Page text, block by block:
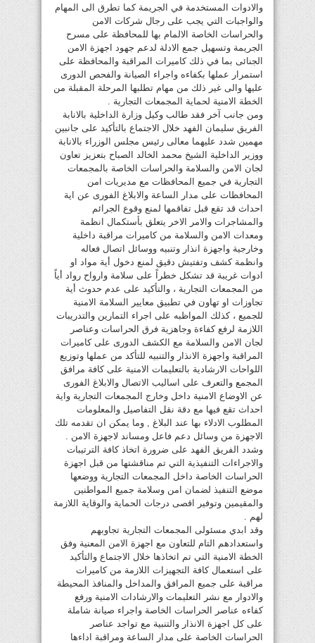
والادوات المستخدمة في الجريمة كما تطرق الى المهام
والواجبات التي يجب على رجال شركات الامن
والحراسات الخاصة الالمام بها للمحافظة على مسرح
الجريمة وتسهيل جمع الادلة لدعم جهود اجهزة الامن
الجنائى بما في ذلك كاميرات المراقبة والمحافظة على
استمرار عملها بكفاءه واجراء الصيانة والفحص الدورى
عليها والى غير ذلك من مهام تطلبها المرحلة المقبلة من
الخطة الامنية لحماية المجمعات التجارية .
ومن جانب آخر فقد طالب وكيل وزارة الداخلية بالانابة
الفريق سليمان الفهد خلال الاجتماع بالتأكيد على جانبين
مهمين شدد عليهما معالى رئيس مجلس الوزراء بالانابة
ووزير الداخلية الشيخ محمد الخالد الصباح بتعزيز تعاون
لجان الامن والسلامة والحراسات الخاصة بالمجمعات
التجارية في جميع المحافظات مع مديريات امن
المحافظات على مدار الساعة والابلاغ الفورى عن اية
احداث قد تقع قبل تفاقمها لمنع وقوع الجرائم
والمشاجرات والامر الاخر يتعلق بأستكمال انظمة
ومعدات الامن والسلامة من كاميرات مراقبة داخلية
وخارجية واجهزة انذار وتنبيه ووسائل اتصال فعاله
وانظمة كشف وتفتيش دقيق لمنع دخول أية مواد او
ادوات غريبة قد تشكل خطراً على سلامة وارواح رواد أياً
من المجمعات التجارية ، والتأكيد على عدم حدوث أية
تجاوزات او تهاون في تطبيق معايير السلامة الامنية
للجميع ، كذلك المواظبه على اجراء التمارين والتدريبات
اللازمة لرفع كفاءة وجاهزية فرق الحراسات وعناصر
لجان الامن والسلامة مع الكشف الدورى على كاميرات
المراقبة واجهزة الانذار والتنبيه للتأكد من عملها وتوزيع
اللواحات الارشادية بالتعليمات الامنية على كافة مرافق
المجمع والتعرف على اساليب الاتصال والابلاغ الفورى
عن الاوضاع الامنية داخل وخارج المجمعات التجارية واية
احداث تقع فيها مع دقة نقل التفاصيل والمعلومات
المطلوب الادلاء بها عند البلاغ , وما يمكن ان تقدمه تلك
الاجهزة من وسائل دعم فاعل ومساند لاجهزة الامن .
وشدد الفريق الفهد على ضرورة اتخاذ كافة الترتيبات
والاجراءات التنفيذية التي تم مناقشتها من قبل اجهزة
الحراسات الخاصة داخل المجمعات التجارية ووضعها
موضع التنفيذ لضمان امن وسلامة جميع المواطنين
والمقيمين وتوفير اقصى درجات الحماية والوقاية اللازمة
لهم .
وقد ابدي مسئولى المجمعات التجارية تجاوبهم
واستعدادهم التام للتعاون مع اجهزة الامن المعنية وفق
الخطة الامنية التي تم اتخاذها خلال الاجتماع والتأكيد
على استعمال كافة التجهيزات اللازمة من كاميرات
مراقبة على جميع المرافق والمداخل والمنافذ المحيطة
والادوار مع نشر التعليمات والارشادات الامنية ورفع
كفاءه عناصر الحراسات الخاصة واجراء صيانة شاملة
على كل اجهزة الانذار والتنبية مع تواجد عناصر
الحراسات الخاصة على مدار الساعة ومراقبة اداءها